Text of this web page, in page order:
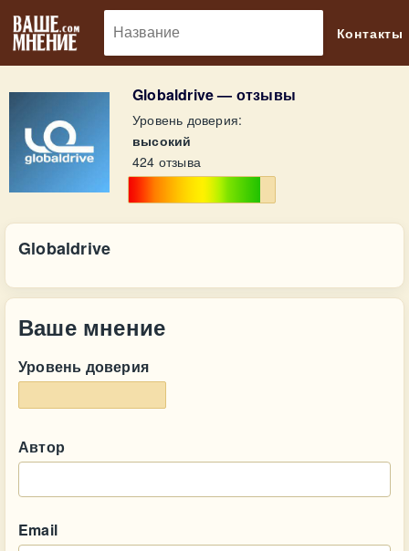
Контакты
Globaldrive — отзывы
Уровень доверия:
высокий
424 отзыва
Globaldrive
Ваше мнение
Уровень доверия
Автор
Email